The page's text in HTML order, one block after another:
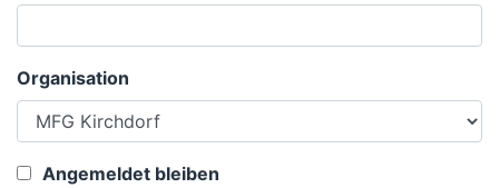
Organisation
Angemeldet bleiben